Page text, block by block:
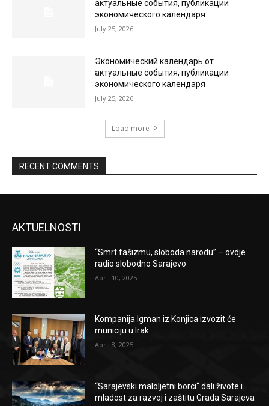
актуальные события, публикации
экономического календаря
July 25, 2026
Экономический календарь от
актуальные события, публикации
экономического календаря
July 25, 2026
Load more
RECENT COMMENTS
AKTUELNOSTI
“Smrt fašizmu, sloboda narodu” – ovdje
radio slobodno Sarajevo
April 10, 2025
Kompanija Igman iz Konjica izvozit će
municiju u Irak
April 8, 2025
“Sarajevski maloljetni borci“ dali živote i
mladost za razvoj i zaštitu Grada Sarajeva